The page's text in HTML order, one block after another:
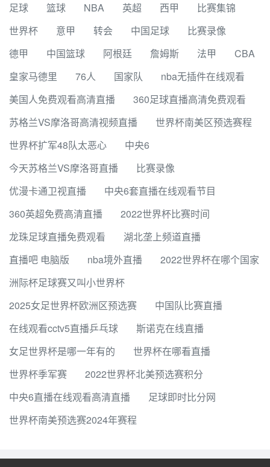
足球 篮球 NBA 英超 西甲
比赛集锦
世界杯
意甲 转会 中国足球
比赛录像
德甲
中国篮球 阿根廷 詹姆斯 法甲
CBA
皇家马德里
76人 国家队
nba无插件在线观看
美国人免费观看高清直播
360足球直播高清免费观看
苏格兰VS摩洛哥高清视频直播
世界杯南美区预选赛程
世界杯扩军48队太恶心
中央6
今天苏格兰VS摩洛哥直播
比赛录像
优漫卡通卫视直播
中央6套直播在线观看节目
360英超免费高清直播
2022世界杯比赛时间
龙珠足球直播免费观看
湖北垄上频道直播
直播吧 电脑版
nba境外直播
2022世界杯在哪个国家
洲际杯足球赛又叫小世界杯
2025女足世界杯欧洲区预选赛
中国队比赛直播
在线观看cctv5直播乒乓球
斯诺克在线直播
女足世界杯是哪一年有的
世界杯在哪看直播
世界杯季军赛
2022世界杯北美预选赛积分
中央6直播在线观看高清直播
足球即时比分网
世界杯南美预选赛2024年赛程